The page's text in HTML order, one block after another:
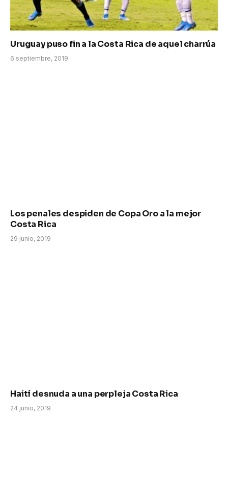
Uruguay puso fin a la Costa Rica de aquel charrúa
6 septiembre, 2019
Los penales despiden de Copa Oro a la mejor
Costa Rica
29 junio, 2019
Haití desnuda a una perpleja Costa Rica
24 junio, 2019